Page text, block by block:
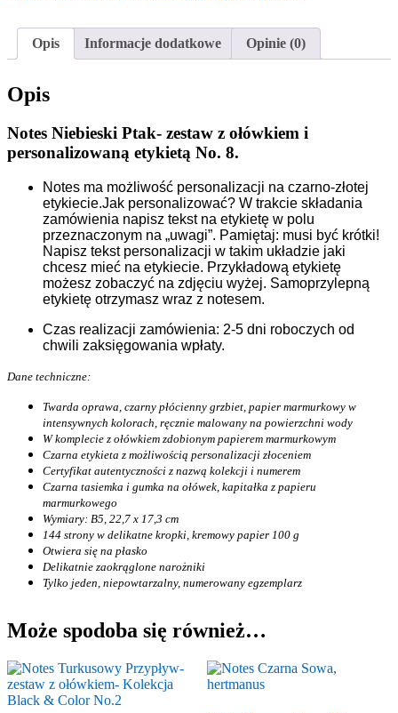
Opis Informacje dodatkowe Opinie (0)
Opis
Notes Niebieski Ptak- zestaw z ołówkiem i
personalizowaną etykietą No. 8.
Notes ma możliwość personalizacji na czarno-złotej
etykiecie.Jak personalizować? W trakcie składania
zamówienia napisz tekst na etykietę w polu
przeznaczonym na „uwagi”. Pamiętaj: musi być krótki!
Napisz tekst personalizacji w takim układzie jaki
chcesz mieć na etykiecie. Przykładową etykietę
możesz zobaczyć na zdjęciu wyżej. Samoprzylepną
etykietę otrzymasz wraz z notesem.
Czas realizacji zamówienia: 2-5 dni roboczych od
chwili zaksięgowania wpłaty.
Dane techniczne:
Twarda oprawa, czarny płócienny grzbiet, papier marmurkowy w
intensywnych kolorach, ręcznie malowany na powierzchni wody
W komplecie z ołówkiem zdobionym papierem marmurkowym
Czarna etykieta z możliwością personalizacji złoceniem
Certyfikat autentyczności z nazwą kolekcji i numerem
Czarna tasiemka i gumka na ołówek, kapitałka z papieru
marmurkowego
Wymiary: B5, 22,7 x 17,3 cm
144 strony w delikatne kropki, kremowy papier 100 g
Otwiera się na płasko
Delikatnie zaokrąglone narożniki
Tylko jeden, niepowtarzalny, numerowany egzemplarz
Może spodoba się również…